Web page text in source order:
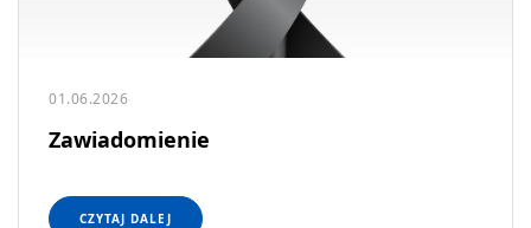
01.06.2026
Zawiadomienie
CZYTAJ DALEJ